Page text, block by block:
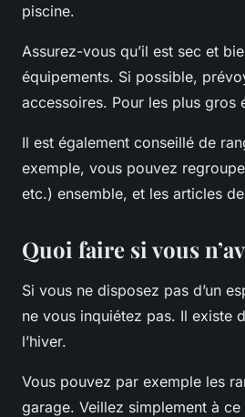
piscine.
Assurez-vous qu’il est sec et
équipements. Si possible,
accessoires. Pour les plus gros
Il est également conseillé de
exemple, vous pouvez
etc.) ensemble, et les articles
Quoi faire si vous
Si vous ne disposez pas d’un
ne vous inquiétez pas. Il existe
l’hiver.
Vous pouvez par exemple les
garage. Veillez simplement à